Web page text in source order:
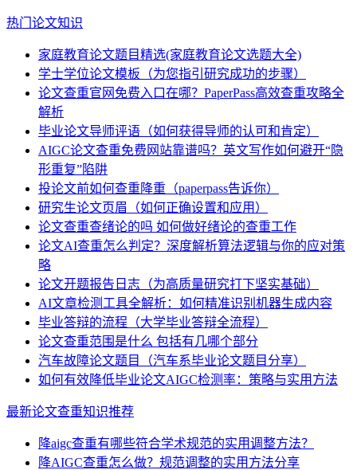
热门论文知识
家庭教育论文题目精选(家庭教育论文选题大全)
学士学位论文模板（为您指引研究成功的步骤）
论文查重官网免费入口在哪？PaperPass高效查重攻略全
解析
毕业论文导师评语（如何获得导师的认可和肯定）
AIGC论文查重免费网站靠谱吗？英文写作如何避开“隐
形重复”陷阱
投论文前如何查重降重（paperpass告诉你）
研究生论文页眉（如何正确设置和应用）
论文查重查绪论的吗 如何做好绪论的查重工作
论文AI查重怎么判定？深度解析算法逻辑与你的应对策
略
论文开题报告日志（为高质量研究打下坚实基础）
AI文章检测工具全解析：如何精准识别机器生成内容
毕业答辩的流程（大学毕业答辩全流程）
论文查重范围是什么 包括有几哪个部分
汽车故障论文题目（汽车系毕业论文题目分享）
如何有效降低毕业论文AIGC检测率：策略与实用方法
最新论文查重知识推荐
降aigc查重有哪些符合学术规范的实用调整方法？
降AIGC查重怎么做？规范调整的实用方法分享